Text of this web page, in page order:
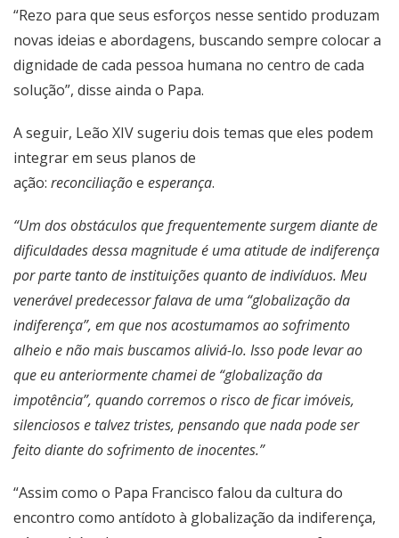
“Rezo para que seus esforços nesse sentido produzam
novas ideias e abordagens, buscando sempre colocar a
dignidade de cada pessoa humana no centro de cada
solução”, disse ainda o Papa.
A seguir, Leão XIV sugeriu dois temas que eles podem
integrar em seus planos de
ação: reconciliaçãoe esperança.
“Um dos obstáculos que frequentemente surgem diante de
dificuldades dessa magnitude é uma atitude de indiferença
por parte tanto de instituições quanto de indivíduos. Meu
venerável predecessor falava de uma “globalização da
indiferença”, em que nos acostumamos ao sofrimento
alheio e não mais buscamos aliviá-lo. Isso pode levar ao
que eu anteriormente chamei de “globalização da
impotência”, quando corremos o risco de ficar imóveis,
silenciosos e talvez tristes, pensando que nada pode ser
feito diante do sofrimento de inocentes.”
“Assim como o Papa Francisco falou da cultura do
encontro como antídoto à globalização da indiferença,